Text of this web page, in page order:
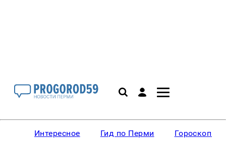
Интересное Гид по Перми Гороскопы